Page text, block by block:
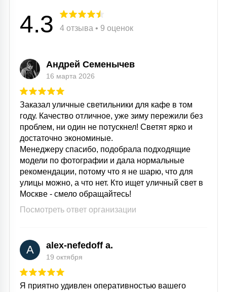
4.3 4 отзыва • 9 оценок
Андрей Семенычев
16 марта 2026
Заказал уличные светильники для кафе в том
году. Качество отличное, уже зиму пережили без
проблем, ни один не потускнел! Светят ярко и
достаточно экономиные.
Менеджеру спасибо, подобрала подходящие
модели по фотографии и дала нормальные
рекомендации, потому что я не шарю, что для
улицы можно, а что нет. Кто ищет уличный свет в
Москве - смело обращайтесь!
Посмотреть ответ организации
A alex-nefedoff a.
19 октября
Я приятно удивлен оперативностью вашего